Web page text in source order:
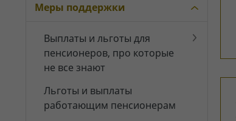
Меры поддержки
Выплаты и льготы для
пенсионеров, про которые
не все знают
Льготы и выплаты
работающим пенсионерам